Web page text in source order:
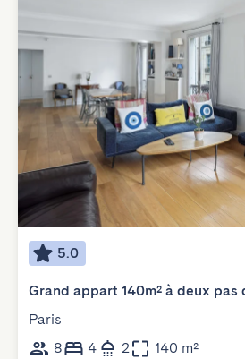
5.0
Grand appart 140m² à deux pas
Paris
8
4 2 140 m²